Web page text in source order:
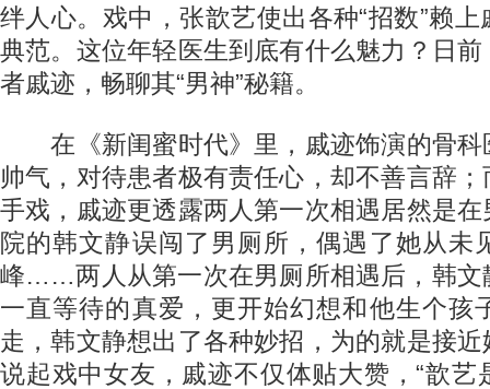
绊人心。戏中，张歆艺使出各种“招数”赖
典范。这位年轻医生到底有什么魅力？日
者戚迹，畅聊其“男神”秘籍。
在《新闺蜜时代》里，戚迹饰演的骨科
帅气，对待患者极有责任心，却不善言辞
手戏，戚迹更透露两人第一次相遇居然是
院的韩文静误闯了男厕所，偶遇了她从未
峰……两人从第一次在男厕所相遇后，韩文
一直等待的真爱，更开始幻想和他生个孩
走，韩文静想出了各种妙招，为的就是接
说起戏中女友，戚迹不仅体贴大赞，“歆艺